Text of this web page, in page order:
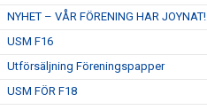
NYHET – VÅR FÖRENING HAR JOYNAT!
USM F16
Utförsäljning Föreningspapper
USM FÖR F18